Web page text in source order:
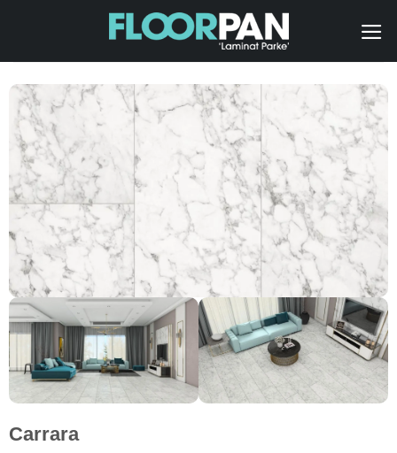
Carrara